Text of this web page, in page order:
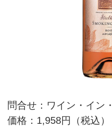
問合せ：ワイン・イン
価格：1,958円（税込）